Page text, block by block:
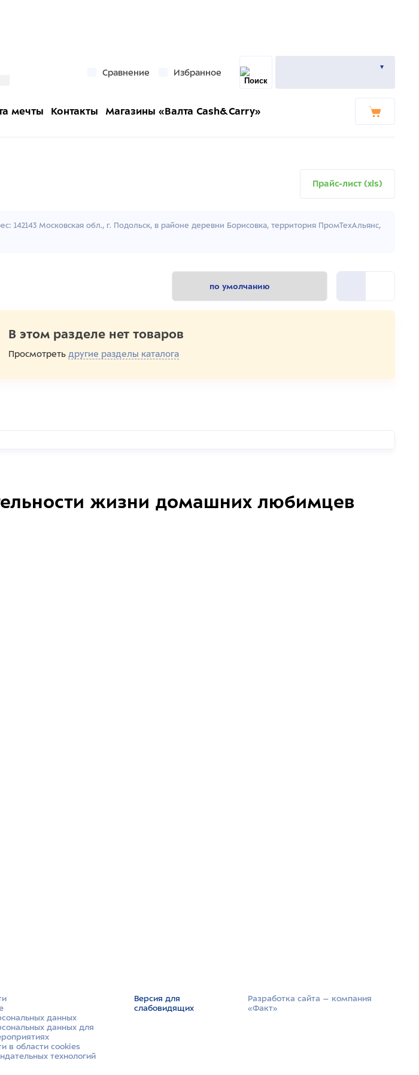
Сравнение Избранное
мечты Контакты Магазины «Валта Cash&Carry»
Прайс-лист (xls)
142143 Московская обл., г. Подольск, в районе деревни Борисовка, территория ПромТехАльянс,
В этом разделе нет товаров
Просмотреть другие разделы каталога
жизни домашних любимцев
данных
данных для
в области cookies
технологий
Версия для
слабовидящих
Разработка сайта –­ компания
«Факт»